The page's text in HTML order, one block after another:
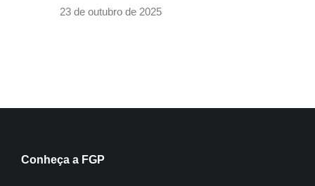
23 de outubro de 2025
Conheça a FGP